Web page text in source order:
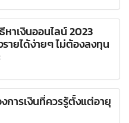
หาเงินออนไลน์ 2023
รายได้ง่ายๆ ไม่ต้องลงทุน
งการเงินที่ควรรู้ตั้งแต่อายุ